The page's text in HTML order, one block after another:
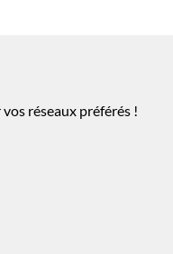
réseaux préférés !